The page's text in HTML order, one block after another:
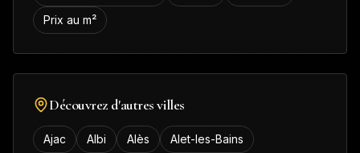
Prix au m²
Découvrez d'autres villes
Ajac Albi Alès
Alet-les-Bains